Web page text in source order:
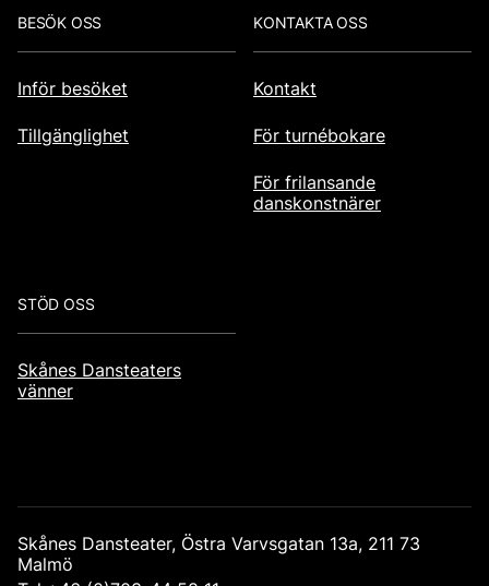
BESÖK OSS
Inför besöket
Tillgänglighet
KONTAKTA OSS
Kontakt
För turnébokare
För frilansande
danskonstnärer
STÖD OSS
Skånes Dansteaters
vänner
Skånes Dansteater, Östra Varvsgatan 13a, 211 73
Malmö